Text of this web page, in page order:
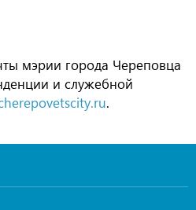
мэрии города Череповца
и служебной
.